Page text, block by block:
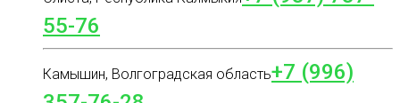
55-76
Камышин, Волгоградская область+7 (996)